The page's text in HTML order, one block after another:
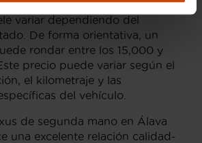
encontrarse en un rango de
variar dependiendo del
De forma orientativa, un
rondar entre los 15,000 y
precio puede variar según el
el kilometraje y las
del vehículo.
de segunda mano en Álava
una excelente relación calidad-